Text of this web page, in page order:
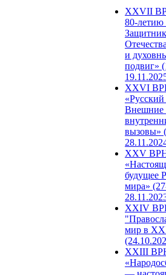
ХХVII
80-
и
подвиг»
XXVI
Внешние
вызовы»
XXV
будущее
мира»
XXIV
мир в
XXIII